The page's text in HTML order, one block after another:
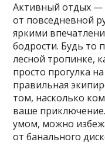
Активный отдых —
от повседневной
яркими
бодрости. Будь то
лесной тропинке,
просто прогулка
правильная
том, насколько
ваше
умом, можно
от банального